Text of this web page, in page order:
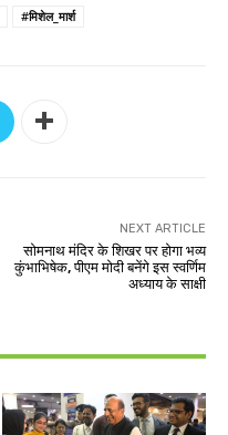
#मिशेल_मार्श
NEXT ARTICLE
सोमनाथ मंदिर के शिखर पर होगा भव्य
कुंभाभिषेक, पीएम मोदी बनेंगे इस स्वर्णिम
अध्याय के साक्षी